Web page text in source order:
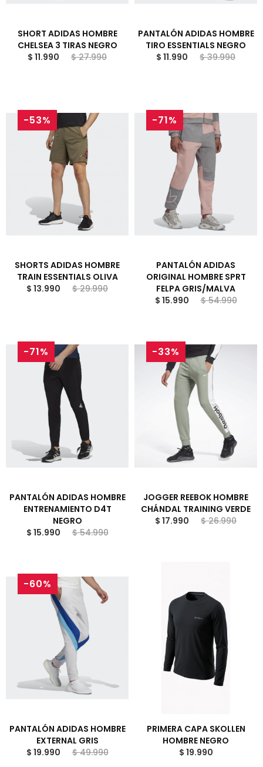
SHORT ADIDAS HOMBRE
CHELSEA 3 TIRAS NEGRO
$ 11.990
$ 27.990
PANTALÓN ADIDAS HOMBRE
TIRO ESSENTIALS NEGRO
$ 11.990
$ 39.990
-53%
SHORTS ADIDAS HOMBRE
TRAIN ESSENTIALS OLIVA
$ 13.990
$ 29.990
-71%
PANTALÓN ADIDAS
ORIGINAL HOMBRE SPRT
FELPA GRIS/MALVA
$ 15.990
$ 54.990
-71%
PANTALÓN ADIDAS HOMBRE
ENTRENAMIENTO D4T
NEGRO
$ 15.990
$ 54.990
-33%
JOGGER REEBOK HOMBRE
CHÁNDAL TRAINING VERDE
$ 17.990
$ 26.990
-60%
PANTALÓN ADIDAS HOMBRE
EXTERNAL GRIS
$ 19.990
$ 49.990
PRIMERA CAPA SKOLLEN
HOMBRE NEGRO
$ 19.990